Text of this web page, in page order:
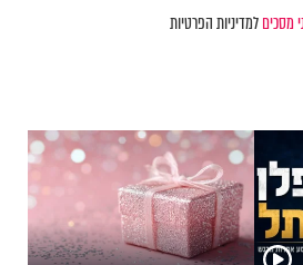
מסכיםלמדיניות הפרטיות